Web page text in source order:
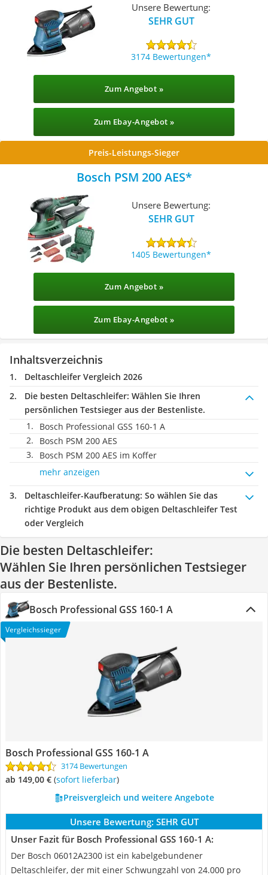
Unsere Bewertung:
SEHR GUT
3174 Bewertungen
Zum Angebot »
Zum Ebay-Angebot »
Preis-Leistungs-Sieger
Bosch PSM 200 AES
Unsere Bewertung:
SEHR GUT
1405 Bewertungen
Zum Angebot »
Zum Ebay-Angebot »
Inhaltsverzeichnis
Deltaschleifer Vergleich 2026
Die besten Deltaschleifer: Wählen Sie Ihren
persönlichen Testsieger aus der Bestenliste.
Bosch Professional GSS 160-1 A
Bosch PSM 200 AES
Bosch PSM 200 AES im Koffer
mehr anzeigen
Deltaschleifer-Kaufberatung: So wählen Sie das
richtige Produkt aus dem obigen Deltaschleifer Test
oder Vergleich
Die besten Deltaschleifer:
Wählen Sie Ihren persönlichen Testsieger
aus der Bestenliste.
Bosch Professional GSS 160-1 A
Vergleichssieger
Bosch Professional GSS 160-1 A
3174 Bewertungen
ab 149,00 € ( Sofort lieferbar)
Preisvergleich und weitere Angebote
Unsere Bewertung: SEHR GUT
Unser Fazit für Bosch Professional GSS 160-1 A:
Der Bosch ‎06012A2300 ist ein kabelgebundener
Deltaschleifer, der mit einer Schwungzahl von 24.000 pro